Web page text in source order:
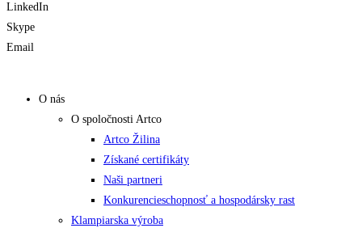
LinkedIn
Skype
Email
O nás
O spoločnosti Artco
Artco Žilina
Získané certifikáty
Naši partneri
Konkurencieschopnosť a hospodársky rast
Klampiarska výroba